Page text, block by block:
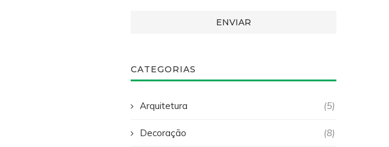
CATEGORIAS
Arquitetura (5)
Decoração (8)